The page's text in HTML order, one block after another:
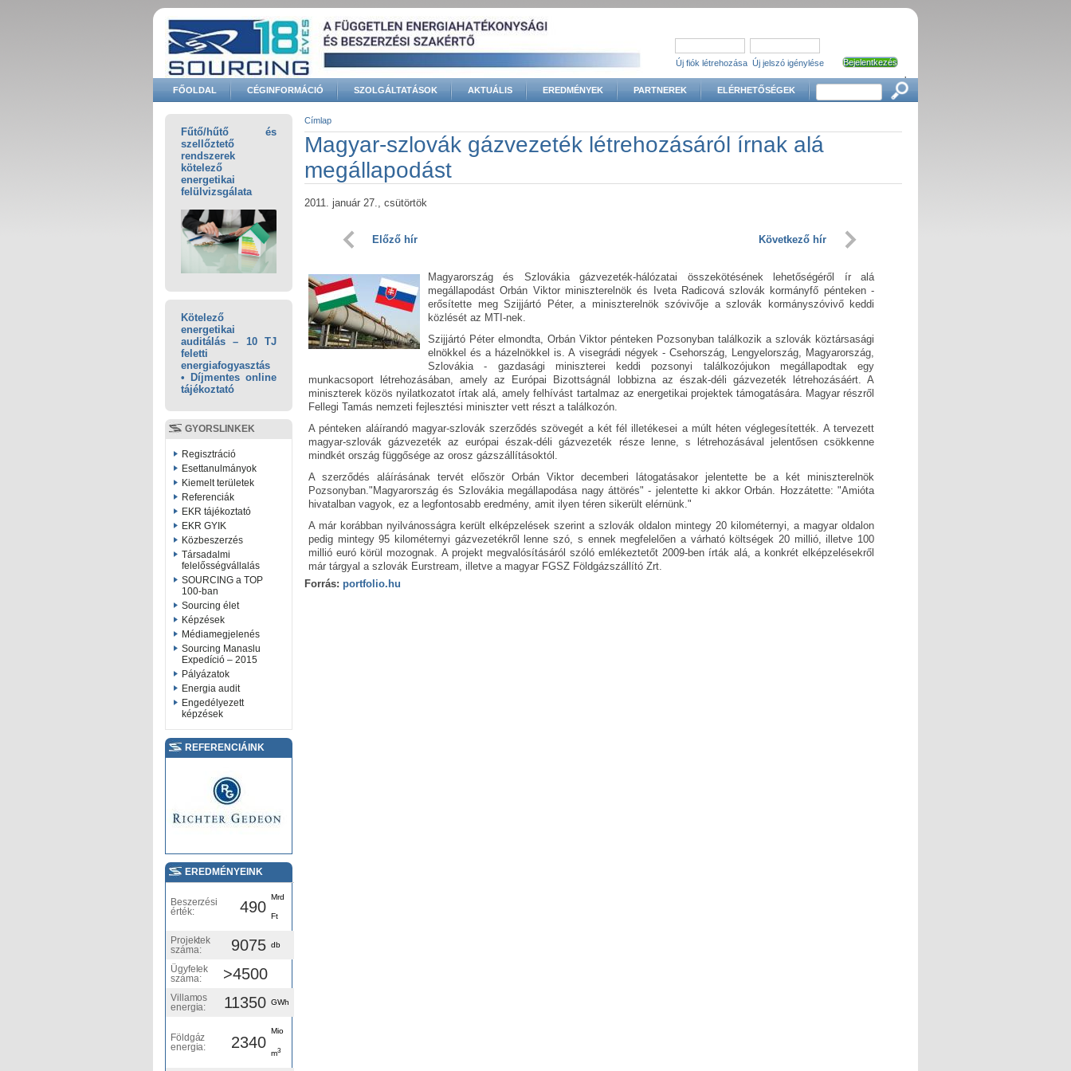
Új fiók létrehozása Új jelszó igénylése
'
FŐOLDAL CÉGINFORMÁCIÓ SZOLGÁLTATÁSOK AKTUÁLIS EREDMÉNYEK PARTNEREK ELÉRHETŐSÉGEK
Keresés űrlap
Keresés
Fűtő/hűtő és
szellőztető
rendszerek
kötelező
energetikai
felülvizsgálata
Kötelező
energetikai
auditálás – 10 TJ
feletti
energiafogyasztás
• Díjmentes online
tájékoztató
GYORSLINKEK
Regisztráció
Esettanulmányok
Kiemelt területek
Referenciák
EKR tájékoztató
EKR GYIK
Közbeszerzés
Társadalmi
felelősségvállalás
SOURCING a TOP
100-ban
Sourcing élet
Képzések
Médiamegjelenés
Sourcing Manaslu
Expedíció – 2015
Pályázatok
Energia audit
Engedélyezett
képzések
REFERENCIÁINK
EREDMÉNYEINK
Beszerzési
érték:
490
Mrd
Ft
Projektek
száma:
9075 db
Ügyfelek
száma:
>4500
Villamos
energia:
11350 GWh
Földgáz
energia:
2340
Mio
m3
Jelenlegi hely
Címlap
Magyar-szlovák gázvezeték létrehozásáról írnak alá
megállapodást
2011. január 27., csütörtök
Előző hír Következő hír
Magyarország és Szlovákia gázvezeték-hálózatai összekötésének lehetőségéről ír alá
megállapodást Orbán Viktor miniszterelnök és Iveta Radicová szlovák kormányfő pénteken -
erősítette meg Szijjártó Péter, a miniszterelnök szóvivője a szlovák kormányszóvivő keddi
közlését az MTI-nek.
Szijjártó Péter elmondta, Orbán Viktor pénteken Pozsonyban találkozik a szlovák köztársasági
elnökkel és a házelnökkel is. A visegrádi négyek - Csehország, Lengyelország, Magyarország,
Szlovákia - gazdasági miniszterei keddi pozsonyi találkozójukon megállapodtak egy
munkacsoport létrehozásában, amely az Európai Bizottságnál lobbizna az észak-déli gázvezeték létrehozásáért. A
miniszterek közös nyilatkozatot írtak alá, amely felhívást tartalmaz az energetikai projektek támogatására. Magyar részről
Fellegi Tamás nemzeti fejlesztési miniszter vett részt a találkozón.
A pénteken aláírandó magyar-szlovák szerződés szövegét a két fél illetékesei a múlt héten véglegesítették. A tervezett
magyar-szlovák gázvezeték az európai észak-déli gázvezeték része lenne, s létrehozásával jelentősen csökkenne
mindkét ország függősége az orosz gázszállításoktól.
A szerződés aláírásának tervét először Orbán Viktor decemberi látogatásakor jelentette be a két miniszterelnök
Pozsonyban."Magyarország és Szlovákia megállapodása nagy áttörés" - jelentette ki akkor Orbán. Hozzátette: "Amióta
hivatalban vagyok, ez a legfontosabb eredmény, amit ilyen téren sikerült elérnünk."
A már korábban nyilvánosságra került elképzelések szerint a szlovák oldalon mintegy 20 kilométernyi, a magyar oldalon
pedig mintegy 95 kilométernyi gázvezetékről lenne szó, s ennek megfelelően a várható költségek 20 millió, illetve 100
millió euró körül mozognak. A projekt megvalósításáról szóló emlékeztetőt 2009-ben írták alá, a konkrét elképzelésekről
már tárgyal a szlovák Eurstream, illetve a magyar FGSZ Földgázszállító Zrt.
Forrás: portfolio.hu